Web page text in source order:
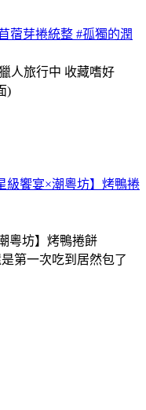
蓿芽捲統整 #孤獨的潤
人旅行中 收藏嗜好
級饗宴×潮粵坊】烤鴨捲
第一次吃到居然包了